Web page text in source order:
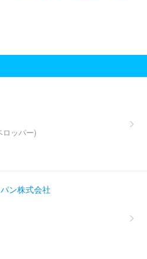
コミュニケーションズ
株式会社
会社
ト
株式会社アスカプランニング
ケーションズ
エール
ットセーブ
ＵＱコミュニケーショ
ョン
株式会社グローバルネットコ
社スーパーリージョナル
ワークス
株式会社アイ・ピー・エス
会社
ロッパー)
ン株式会社